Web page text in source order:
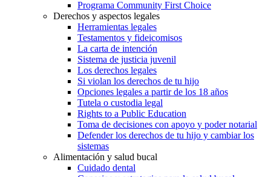
Programa Community First Choice
Derechos y aspectos legales
Herramientas legales
Testamentos y fideicomisos
La carta de intención
Sistema de justicia juvenil
Los derechos legales
Si violan los derechos de tu hijo
Opciones legales a partir de los 18 años
Tutela o custodia legal
Rights to a Public Education
Toma de decisiones con apoyo y poder notarial
Defender los derechos de tu hijo y cambiar los
sistemas
Alimentación y salud bucal
Cuidado dental